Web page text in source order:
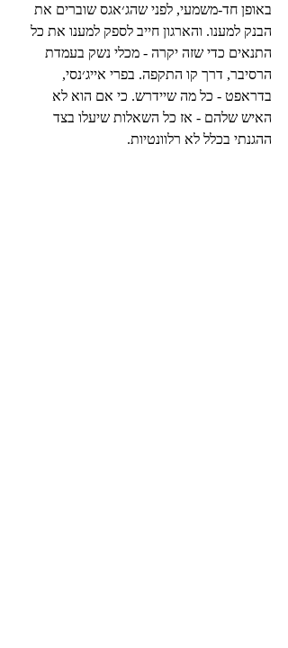
באופן חד-משמעי, לפני שהג׳אגס שוברים את
הבנק למענו. והארגון חייב לספק למענו את כל
התנאים כדי שזה יקרה - מכלי נשק בעמדת
הרסיבר, דרך קו התקפה. בפרי אייג׳נסי,
בדראפט - כל מה שיידרש. כי אם הוא לא
האיש שלהם - אז כל השאלות שיעלו בצד
ההגנתי בכלל לא רלוונטיות.